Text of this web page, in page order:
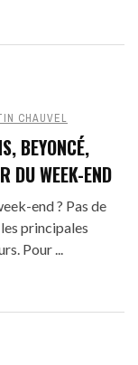
CHAUVEL
BEYONCÉ,
DU WEEK-END
end ? Pas de
principales
Pour ...